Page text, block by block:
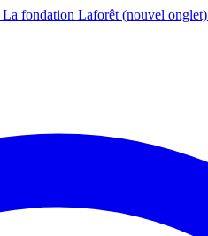
La fondation Laforêt (nouvel onglet)